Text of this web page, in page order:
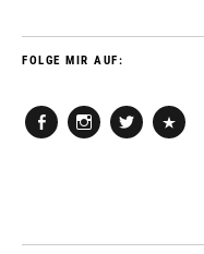
FOLGE MIR AUF: